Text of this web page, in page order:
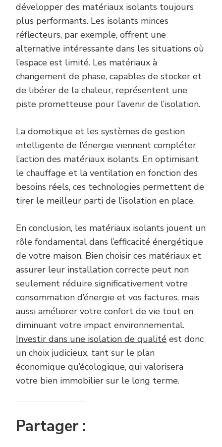
développer des matériaux isolants toujours
plus performants. Les isolants minces
réflecteurs, par exemple, offrent une
alternative intéressante dans les situations où
l’espace est limité. Les matériaux à
changement de phase, capables de stocker et
de libérer de la chaleur, représentent une
piste prometteuse pour l’avenir de l’isolation.
La domotique et les systèmes de gestion
intelligente de l’énergie viennent compléter
l’action des matériaux isolants. En optimisant
le chauffage et la ventilation en fonction des
besoins réels, ces technologies permettent de
tirer le meilleur parti de l’isolation en place.
En conclusion, les matériaux isolants jouent un
rôle fondamental dans l’efficacité énergétique
de votre maison. Bien choisir ces matériaux et
assurer leur installation correcte peut non
seulement réduire significativement votre
consommation d’énergie et vos factures, mais
aussi améliorer votre confort de vie tout en
diminuant votre impact environnemental.
Investir dans une isolation de qualité est donc
un choix judicieux, tant sur le plan
économique qu’écologique, qui valorisera
votre bien immobilier sur le long terme.
Partager :